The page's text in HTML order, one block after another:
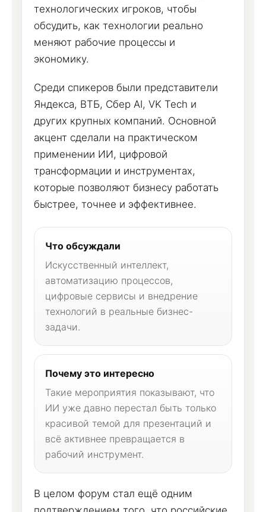
технологических игроков, чтобы
обсудить, как технологии реально
меняют рабочие процессы и
экономику.
Среди спикеров были представители
Яндекса, ВТБ, Сбер AI, VK Tech и
других крупных компаний. Основной
акцент сделали на практическом
применении ИИ, цифровой
трансформации и инструментах,
которые позволяют бизнесу работать
быстрее, точнее и эффективнее.
Что обсуждали
Искусственный интеллект,
автоматизацию процессов,
цифровые сервисы и внедрение
технологий в реальные бизнес-
задачи.
Почему это интересно
Такие мероприятия показывают, что
ИИ уже давно перестал быть только
красивой темой для презентаций и
всё активнее превращается в
рабочий инструмент.
В целом форум стал ещё одним